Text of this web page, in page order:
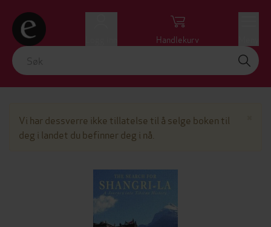
Handlekurv
Vi har dessverre ikke tillatelse til å selge boken til
deg i landet du befinner deg i nå.